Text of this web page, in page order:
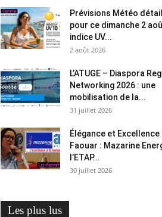
Prévisions Météo
pour ce dimanche 2
indice UV...
2 août 2026
L’ATUGE – Diaspora
Networking 2026 : une
mobilisation de la...
31 juillet 2026
Élégance et Excellence
Faouar : Mazarine
l’ETAP...
30 juillet 2026
Les plus lus